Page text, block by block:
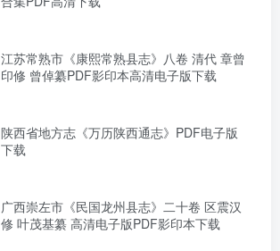
江苏常熟市《康熙常熟县志》八卷 清代 章曾
印修 曾倬纂PDF影印本高清电子版下载
陕西省地方志《万历陕西通志》PDF电子版
下载
广西崇左市《民国龙州县志》二十卷 区震汉
修 叶茂基纂 高清电子版PDF影印本下载